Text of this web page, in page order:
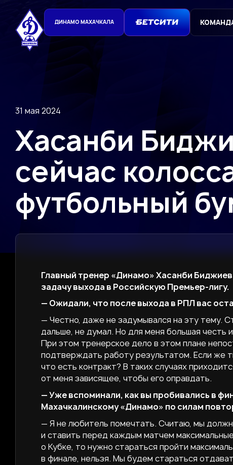
ДИНАМО МАХАЧКАЛА
31 мая 2024
Хасанби
сейчас
футбольный
Главный тренер «Динамо» Хасанби Биджиев
задачу выхода в Российскую Премьер-лигу.
— Ожидали, что после выхода в РПЛ вас
— Честно, даже не задумывался на эту тему.
дальше, не думал. Но для меня большая честь
При этом тренерское дело в этом плане
подтверждать работу результатом. Если же
что есть контракт? В таких случаях
от меня зависящее, чтобы его оправдать.
— Уже вспоминали, как вы пробивались в
Махачкалинскому «Динамо» по силам
— Я не любитель помечтать. Считаю, мы
и ставить перед каждым матчем
о Кубке, то нужно стараться пройти
в финале, нельзя. Мы будем стараться